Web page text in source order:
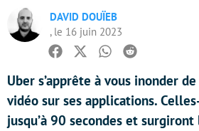
DAVID DOUÏEB
, le 16 juin 2023
Facebook
TwitterWhatsapp
Reddit
Uber s’apprête à vous inonder
vidéo sur ses applications.
jusqu’à 90 secondes et